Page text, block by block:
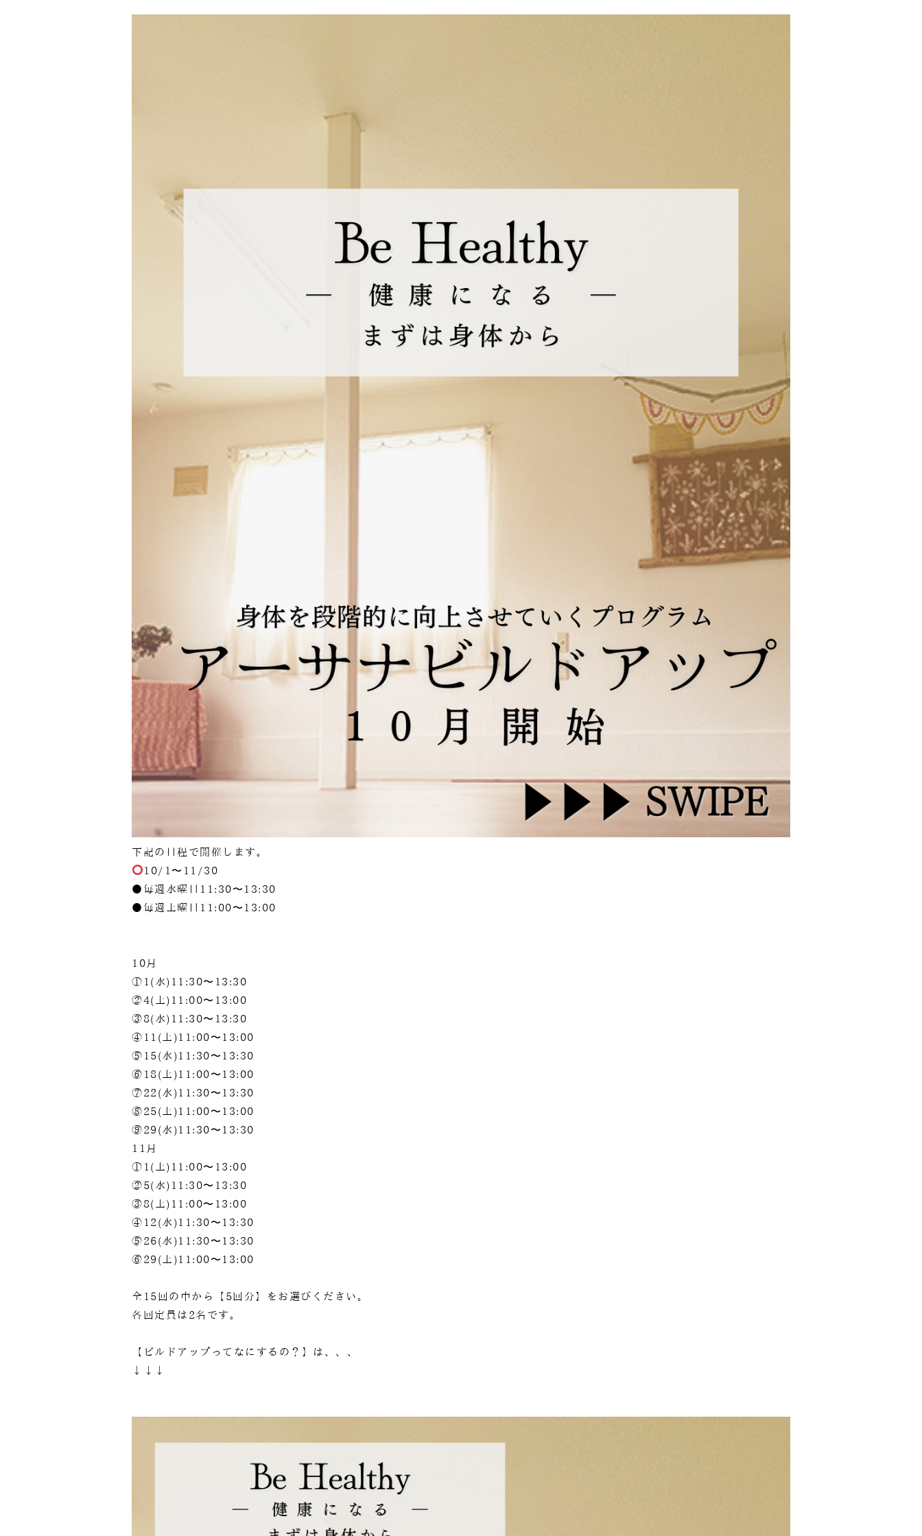
下記の日程で開催します。
10/1〜11/30
●毎週水曜日11:30〜13:30
●毎週土曜日11:00〜13:00
10月
①1(水)11:30〜13:30
②4(土)11:00〜13:00
③8(水)11:30〜13:30
④11(土)11:00〜13:00
⑤15(水)11:30〜13:30
⑥18(土)11:00〜13:00
⑦22(水)11:30〜13:30
⑧25(土)11:00〜13:00
⑨29(水)11:30〜13:30
11月
①1(土)11:00〜13:00
②5(水)11:30〜13:30
③8(土)11:00〜13:00
④12(水)11:30〜13:30
⑤26(水)11:30〜13:30
⑥29(土)11:00〜13:00
全15回の中から【5回分】をお選びください。
各回定員は2名です。
【ビルドアップってなにするの？】は、、、
↓↓↓